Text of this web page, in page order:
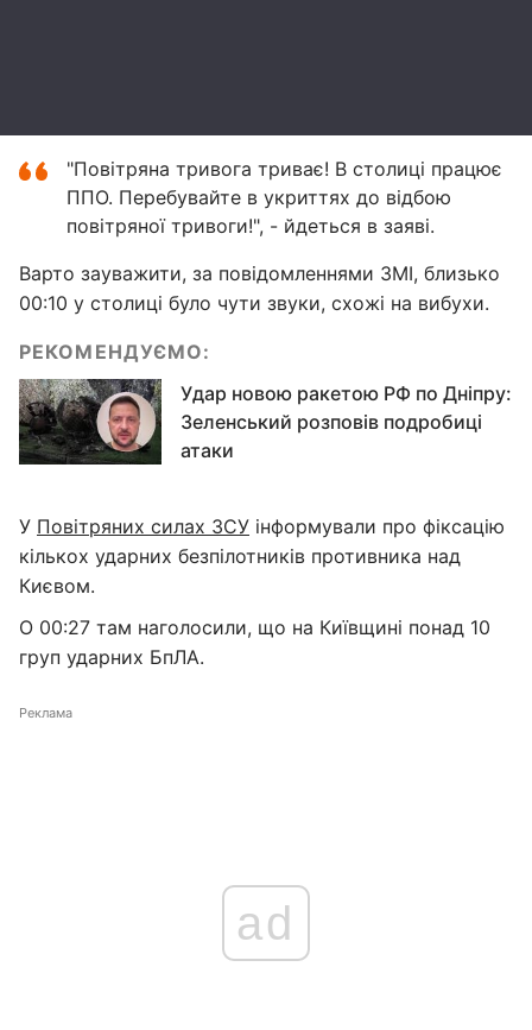
"Повітряна тривога триває! В столиці працює
ППО. Перебувайте в укриттях до відбою
повітряної тривоги!", - йдеться в заяві.
Варто зауважити, за повідомленнями ЗМІ, близько
00:10 у столиці було чути звуки, схожі на вибухи.
РЕКОМЕНДУЄМО:
Удар новою ракетою РФ по Дніпру:
Зеленський розповів подробиці
атаки
У Повітряних силах ЗСУ інформували про фіксацію
кількох ударних безпілотників противника над
Києвом.
О 00:27 там наголосили, що на Київщині понад 10
груп ударних БпЛА.
Реклама
ad